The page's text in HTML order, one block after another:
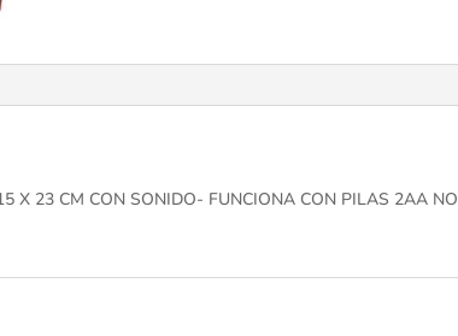
X 23 CM CON SONIDO- FUNCIONA CON PILAS 2AA NO